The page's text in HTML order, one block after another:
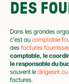
DES
Dans les grandes
c'est au comptable
des factures
comptable, le
le responsable du
souvent le dirigeant
factures.